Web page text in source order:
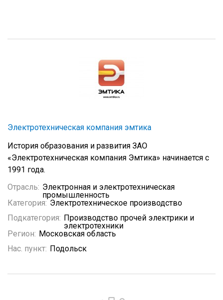
Электротехническая компания эмтика
История образования и развития ЗАО
«Электротехническая компания Эмтика» начинается с
1991 года.
Отрасль: Электронная и электротехническая
промышленность
Категория: Электротехническое производство
Подкатегория: Производство прочей электрики и
электротехники
Регион: Московская область
Нас. пункт: Подольск